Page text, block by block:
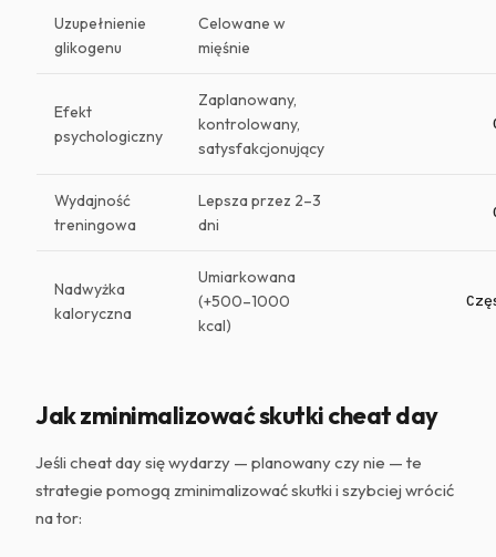
Uzupełnienie
glikogenu
Celowane w
mięśnie
Efekt
psychologiczny
Zaplanowany,
kontrolowany,
satysfakcjonujący
Wydajność
treningowa
Lepsza przez 2–3
dni
Nadwyżka
kaloryczna
Umiarkowana
(+500–1000
kcal)
Jak zminimalizować skutki cheat day
Jeśli cheat day się wydarzy — planowany czy nie — te
strategie pomogą zminimalizować skutki i szybciej wrócić
na tor: